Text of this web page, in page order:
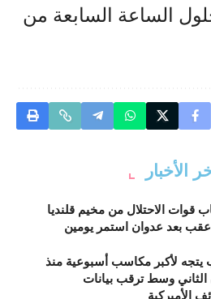
الساعة السابعة من
الأخبار
قوات الاحتلال من مخيم قلنديا
بعد عدوان استمر يومين
يتجه لأكبر مكاسب أسبوعية منذ
الثاني وسط ترقب بيانات
الأميركية